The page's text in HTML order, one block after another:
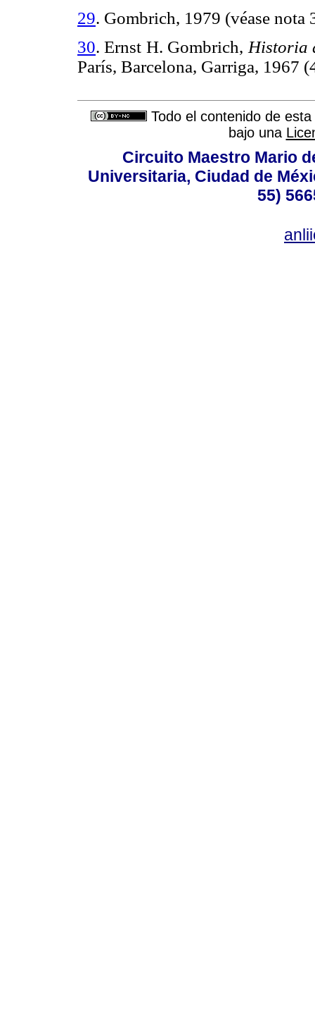
29. Gombrich, 1979 (véase nota
30. Ernst H. Gombrich, Historia
París, Barcelona, Garriga,
Todo el contenido de
bajo una
Circuito Maestro Mario
Universitaria, Ciudad de
55)